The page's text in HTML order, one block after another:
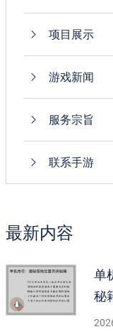
项目展示
游戏新闻
服务宗旨
联系手游
最新内容
单
秘